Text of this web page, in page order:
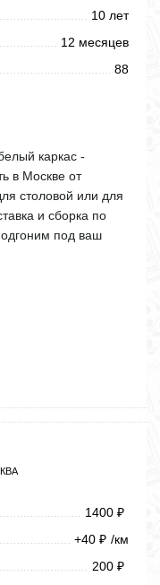
10 лет
12 месяцев
88
каркас -
в Москве от
столовой или для
и сборка по
под ваш
1400 ₽
+40 ₽ /км
200 ₽